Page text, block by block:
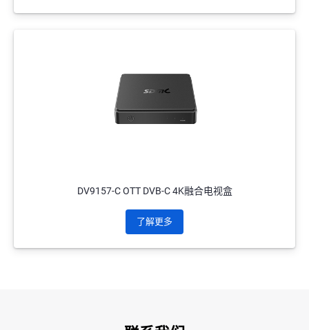
DV9157-C OTT DVB-C 4K融合电视盒
了解更多